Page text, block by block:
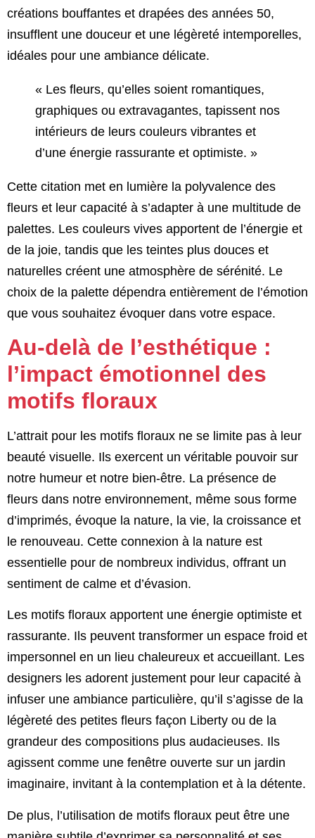
créations bouffantes et drapées des années 50,
insufflent une douceur et une légèreté intemporelles,
idéales pour une ambiance délicate.
« Les fleurs, qu’elles soient romantiques,
graphiques ou extravagantes, tapissent nos
intérieurs de leurs couleurs vibrantes et
d’une énergie rassurante et optimiste. »
Cette citation met en lumière la polyvalence des
fleurs et leur capacité à s’adapter à une multitude de
palettes. Les couleurs vives apportent de l’énergie et
de la joie, tandis que les teintes plus douces et
naturelles créent une atmosphère de sérénité. Le
choix de la palette dépendra entièrement de l’émotion
que vous souhaitez évoquer dans votre espace.
Au-delà de l’esthétique :
l’impact émotionnel des
motifs floraux
L’attrait pour les motifs floraux ne se limite pas à leur
beauté visuelle. Ils exercent un véritable pouvoir sur
notre humeur et notre bien-être. La présence de
fleurs dans notre environnement, même sous forme
d’imprimés, évoque la nature, la vie, la croissance et
le renouveau. Cette connexion à la nature est
essentielle pour de nombreux individus, offrant un
sentiment de calme et d’évasion.
Les motifs floraux apportent une énergie optimiste et
rassurante. Ils peuvent transformer un espace froid et
impersonnel en un lieu chaleureux et accueillant. Les
designers les adorent justement pour leur capacité à
infuser une ambiance particulière, qu’il s’agisse de la
légèreté des petites fleurs façon Liberty ou de la
grandeur des compositions plus audacieuses. Ils
agissent comme une fenêtre ouverte sur un jardin
imaginaire, invitant à la contemplation et à la détente.
De plus, l’utilisation de motifs floraux peut être une